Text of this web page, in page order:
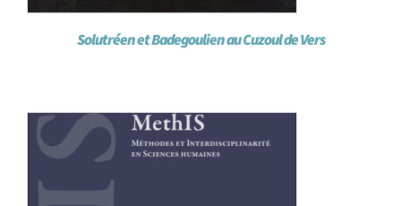
Solutréen et Badegoulien au Cuzoul de Vers